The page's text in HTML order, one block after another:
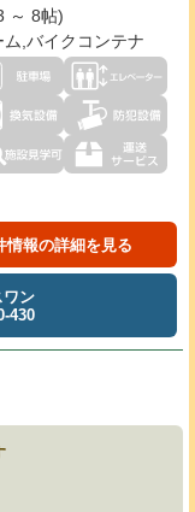
～ 8帖)
,バイクコンテナ
情報の詳細を見る
ワン
430